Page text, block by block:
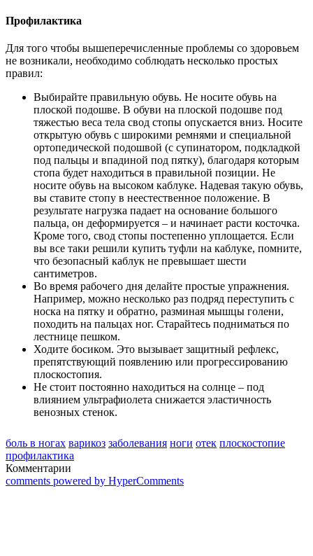
Профилактика
Для того чтобы вышеперечисленные проблемы со здоровьем
не возникали, необходимо соблюдать несколько простых
правил:
Выбирайте правильную обувь. Не носите обувь на
плоской подошве. В обуви на плоской подошве под
тяжестью веса тела свод стопы опускается вниз. Носите
открытую обувь с широкими ремнями и специальной
ортопедической подошвой (с супинатором, подкладкой
под пальцы и впадиной под пятку), благодаря которым
стопа будет находиться в правильной позиции. Не
носите обувь на высоком каблуке. Надевая такую обувь,
вы ставите стопу в неестественное положение. В
результате нагрузка падает на основание большого
пальца, он деформируется – и начинает расти косточка.
Кроме того, свод стопы постепенно уплощается. Если
вы все таки решили купить туфли на каблуке, помните,
что безопасный каблук не превышает шести
сантиметров.
Во время рабочего дня делайте простые упражнения.
Например, можно несколько раз подряд переступить с
носка на пятку и обратно, разминая мышцы голени,
походить на пальцах ног. Старайтесь подниматься по
лестнице пешком.
Ходите босиком. Это вызывает защитный рефлекс,
препятствующий появлению или прогрессированию
плоскостопия.
Не стоит постоянно находиться на солнце – под
влиянием ультрафиолета снижается эластичность
венозных стенок.
боль в ногах варикоз заболевания ноги отек плоскостопие
профилактика
Комментарии
comments powered by HyperComments